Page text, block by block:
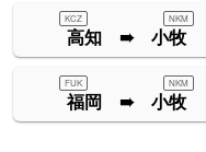
高知 ➠ 小牧
KCZ NKM
福岡 ➠ 小牧
FUK NKM